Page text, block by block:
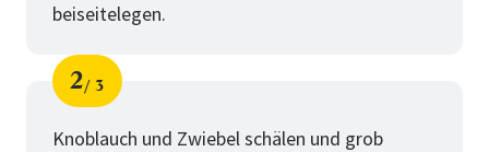
beiseitelegen.
Schritt
2
von
3
Knoblauch und Zwiebel schälen und grob